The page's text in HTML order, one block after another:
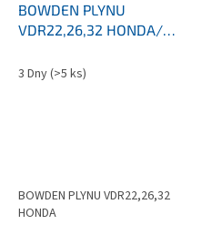
BOWDEN PLYNU
VDR22,26,32 HONDA/
3 Dny(>5 ks)
BOWDEN PLYNU VDR22,26,32
HONDA